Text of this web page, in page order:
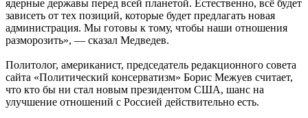
ядерные державы перед всей планетой. Естественно, всё будет
зависеть от тех позиций, которые будет предлагать новая
администрация. Мы готовы к тому, чтобы наши отношения
разморозить», — сказал Медведев.
Политолог, американист, председатель редакционного совета
сайта «Политический консерватизм» Борис Межуев считает,
что кто бы ни стал новым президентом США, шанс на
улучшение отношений с Россией действительно есть.